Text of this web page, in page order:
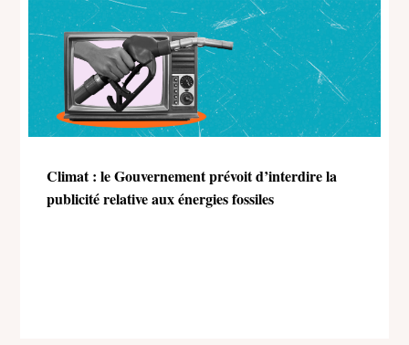
Climat : le Gouvernement prévoit d’interdire la
publicité relative aux énergies fossiles